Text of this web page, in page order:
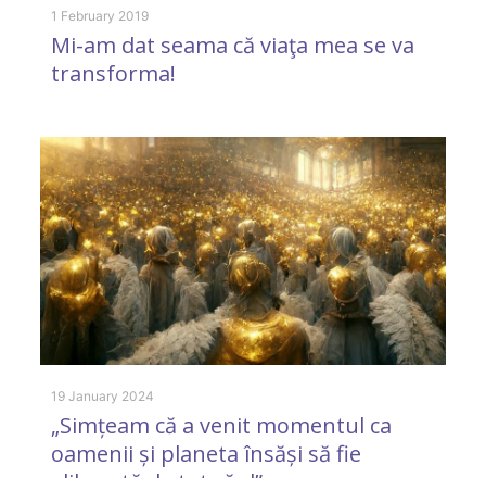
1 February 2019
Mi-am dat seama că viaţa mea se va
transforma!
19 January 2024
„Simțeam că a venit momentul ca
oamenii și planeta însăși să fie